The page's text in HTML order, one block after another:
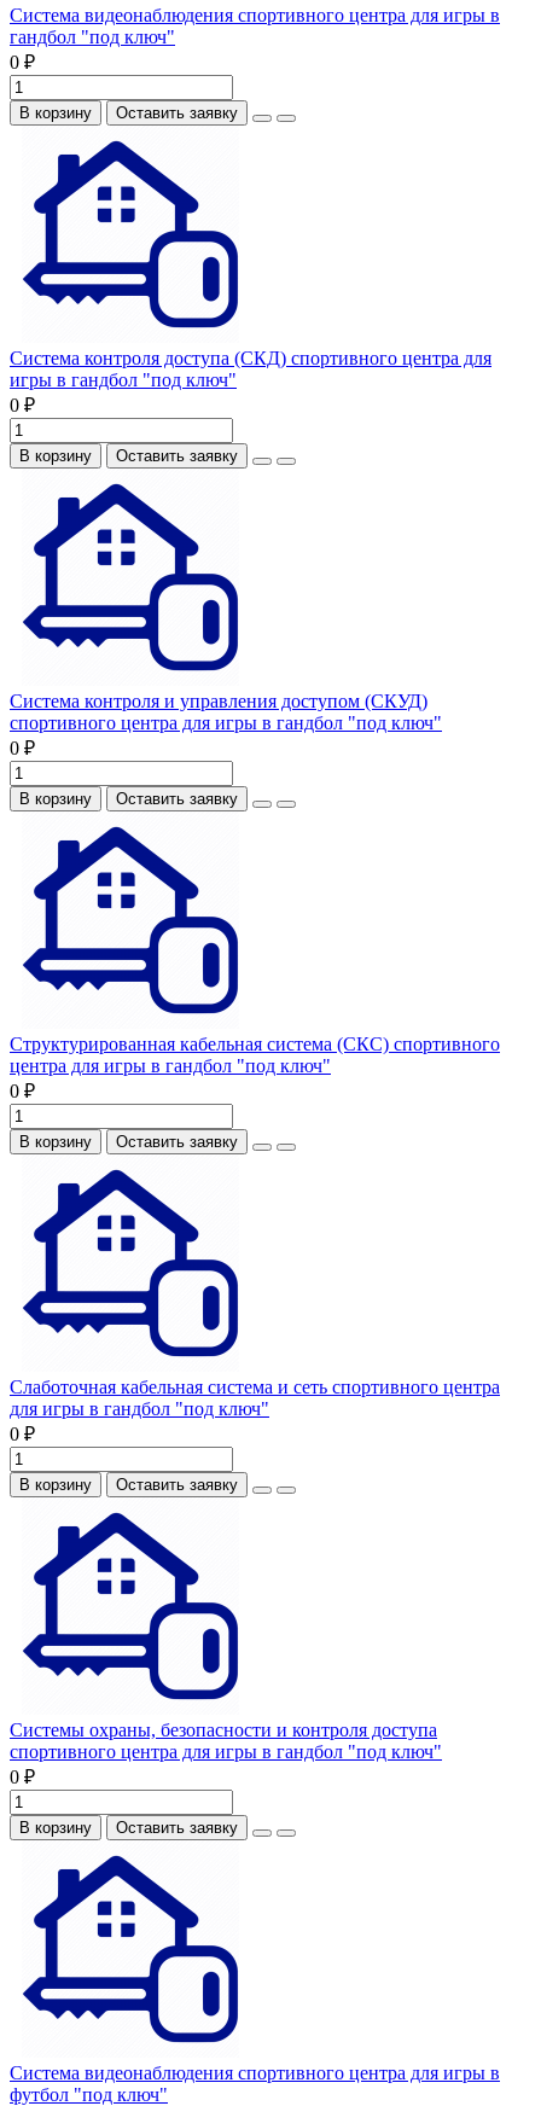
Система видеонаблюдения спортивного центра для игры в
гандбол "под ключ"
0 ₽
В корзину Оставить заявку
Система контроля доступа (СКД) спортивного центра для
игры в гандбол "под ключ"
0 ₽
В корзину Оставить заявку
Система контроля и управления доступом (СКУД)
спортивного центра для игры в гандбол "под ключ"
0 ₽
В корзину Оставить заявку
Структурированная кабельная система (СКС) спортивного
центра для игры в гандбол "под ключ"
0 ₽
В корзину Оставить заявку
Слаботочная кабельная система и сеть спортивного центра
для игры в гандбол "под ключ"
0 ₽
В корзину Оставить заявку
Системы охраны, безопасности и контроля доступа
спортивного центра для игры в гандбол "под ключ"
0 ₽
В корзину Оставить заявку
Система видеонаблюдения спортивного центра для игры в
футбол "под ключ"